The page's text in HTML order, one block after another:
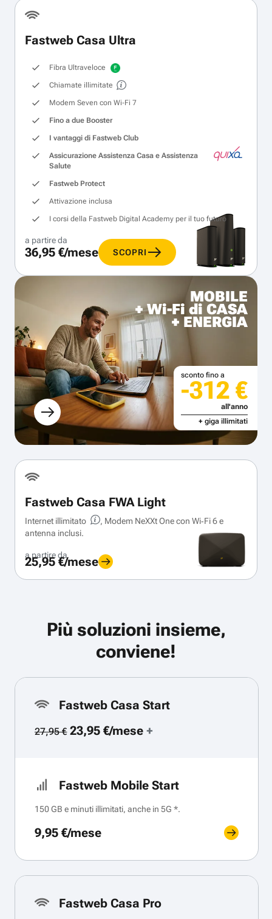
Fastweb Casa Ultra
Fibra Ultraveloce
Chiamate illimitate
Modem Seven con Wi‑Fi 7
Fino a due Booster
I vantaggi di Fastweb Club
Assicurazione Assistenza Casa e Assistenza
Salute
Fastweb Protect
Attivazione inclusa
I corsi della Fastweb Digital Academy per il tuo futuro
a partire da
36,95 €/mese SCOPRI
MOBILE
+ Wi-Fi di CASA
+ ENERGIA
sconto fino a
-312 €
all'anno
+ giga illimitati
Fastweb Casa FWA Light
Internet illimitato
, Modem NeXXt One con Wi‑Fi 6 e
antenna inclusi.
a partire da
25,95 €/mese
Più soluzioni insieme,
conviene!
Fastweb Casa Start
27,95 €23,95 €/mese+
Fastweb Mobile Start
150 GB e minuti illimitati, anche in 5G *.
9,95 €/mese
Fastweb Casa Pro